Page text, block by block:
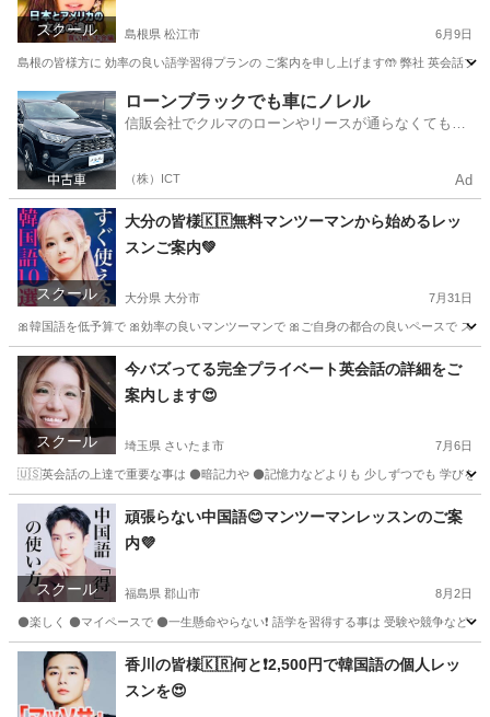
スクール 島根県 松江市 6月9日
島根の皆様方に 効率の良い語学習得プランの ご案内を申し上げます🤲 弊社 英会話
島根 松江市 英会話 レッスン
ローンブラックでも車にノレル
信販会社でクルマのローンやリースが通らなくてもク
（株）ICT Ad
スクール
大分の皆様🇰🇷無料マンツーマンから始めるレッ
スンご案内💚
大分県 大分市 7月31日
🎀韓国語を低予算で 🎀効率の良いマンツーマンで 🎀ご自身の都合の良いペースで ス
大分 大分市 韓国語 マンツーマン
スクール
今バズってる完全プライベート英会話の詳細をご
案内します😍
埼玉県 さいたま市 7月6日
🇺🇸英会話の上達で重要な事は ⚫️暗記力や ⚫️記憶力などよりも 少しずつでも 学びを
埼玉 さいたま市 英会話 レッスン
スクール
頑張らない中国語😊マンツーマンレッスンのご案
内💜
福島県 郡山市 8月2日
⚫️楽しく ⚫️マイペースで ⚫️一生懸命やらない❗️ 語学を習得する事は 受験や競争など
福島 郡山市 中国語 レッスン
香川の皆様🇰🇷何と❗️2,500円で韓国語の個人レッ
スンを😍